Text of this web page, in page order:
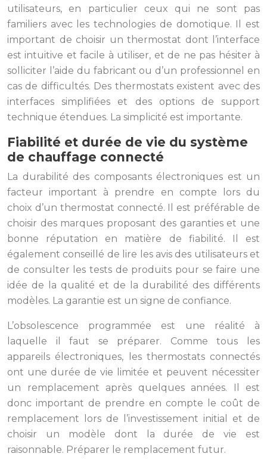
utilisateurs, en particulier ceux qui ne sont pas
familiers avec les technologies de domotique. Il est
important de choisir un thermostat dont l’interface
est intuitive et facile à utiliser, et de ne pas hésiter à
solliciter l’aide du fabricant ou d’un professionnel en
cas de difficultés. Des thermostats existent avec des
interfaces simplifiées et des options de support
technique étendues. La simplicité est importante.
Fiabilité et durée de vie du système
de chauffage connecté
La durabilité des composants électroniques est un
facteur important à prendre en compte lors du
choix d’un thermostat connecté. Il est préférable de
choisir des marques proposant des garanties et une
bonne réputation en matière de fiabilité. Il est
également conseillé de lire les avis des utilisateurs et
de consulter les tests de produits pour se faire une
idée de la qualité et de la durabilité des différents
modèles. La garantie est un signe de confiance.
L’obsolescence programmée est une réalité à
laquelle il faut se préparer. Comme tous les
appareils électroniques, les thermostats connectés
ont une durée de vie limitée et peuvent nécessiter
un remplacement après quelques années. Il est
donc important de prendre en compte le coût de
remplacement lors de l’investissement initial et de
choisir un modèle dont la durée de vie est
raisonnable. Préparer le remplacement futur.